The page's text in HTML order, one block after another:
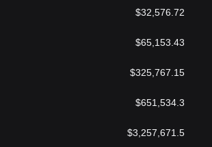
$32,576.72
$65,153.43
$325,767.15
$651,534.3
$3,257,671.5